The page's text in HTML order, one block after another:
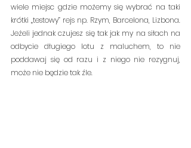
wiele miejsc gdzie możemy się wybrać na taki
krótki „testowy” rejs np. Rzym, Barcelona, Lizbona.
Jeżeli jednak czujesz się tak jak my na siłach na
odbycie długiego lotu z maluchem, to nie
poddawaj się od razu i z niego nie rezygnuj,
może nie będzie tak źle.